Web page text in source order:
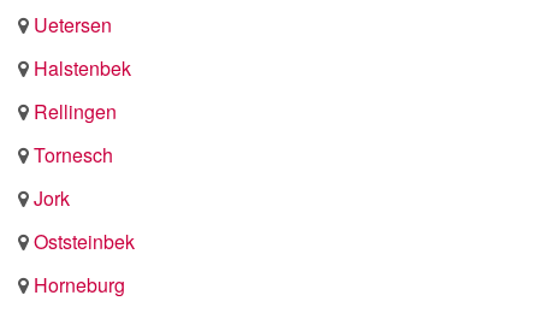
Uetersen
Halstenbek
Rellingen
Tornesch
Jork
Oststeinbek
Horneburg